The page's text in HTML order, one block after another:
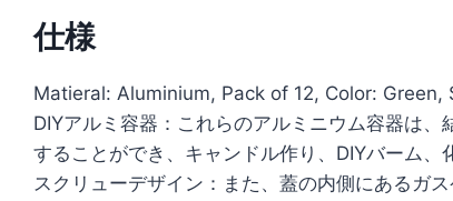
仕様
Matieral: Aluminium, Pack of 12, Color:
DIYアルミ容器：これらのアルミニウム容器は
することができ、キャンドル作り、DIYバーム、
スクリューデザイン：また、蓋の内側にあるガ